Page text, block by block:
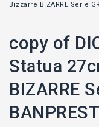
Bizzarre BIZARRE Serie
copy of
Statua
BIZARRE